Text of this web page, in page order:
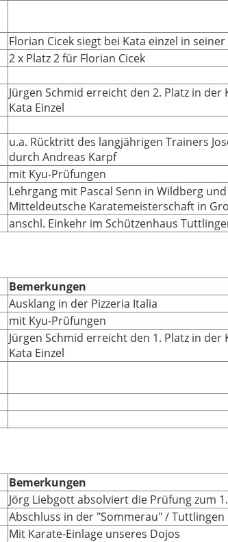
Florian Cicek siegt bei Kata einzel in
2 x Platz 2 für Florian Cicek
Jürgen Schmid erreicht den 2. Platz in der
Kata Einzel
u.a. Rücktritt des langjährigen Trainers
durch Andreas Karpf
mit Kyu-Prüfungen
Lehrgang mit Pascal Senn in Wildberg und
Mitteldeutsche Karatemeisterschaft in
anschl. Einkehr im Schützenhaus
Bemerkungen
Ausklang in der Pizzeria Italia
mit Kyu-Prüfungen
Jürgen Schmid erreicht den 1. Platz in der
Kata Einzel
Bemerkungen
Jörg Liebgott absolviert die Prüfung zum
Abschluss in der "Sommerau" / Tuttlingen
Mit Karate-Einlage unseres Dojos